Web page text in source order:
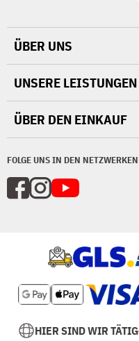
FOLGE UNS IN DEN NETZWERKEN
ÜBER UNS
UNSERE LEISTUNGEN
ÜBER DEN EINKAUF
HIER SIND WIR TÄTIG